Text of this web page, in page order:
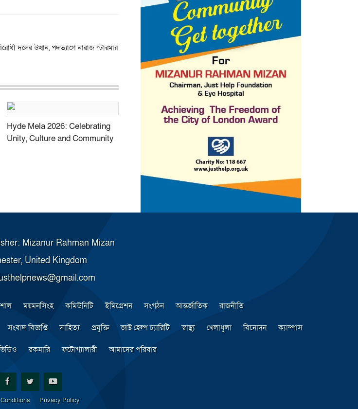
দলের উত্থান, পদত্যাগে নারাজ স্টারমার
Hyde Mela 2026: Celebrating
Unity, Culture and Community
Mizanur Rahman Mizan
United Kingdom
ময়মনসিংহ কমিউনিটি ইমিগ্রেশন সংগঠন আন্তর্জাতিক রাজনীতি
সংবাদ বিজ্ঞপ্তি সাহিত্য প্রযুক্তি জাষ্ট হেল্প চ্যারিটি স্বাস্থ্য খেলাধুলা বিনোদন ক্যাম্পাস
রকমারি ফটোগ্যালারী আমাদের পরিবার
Privacy Policy